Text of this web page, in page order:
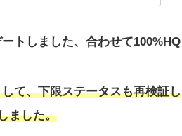
トしました、合わせて100%HQ
て、下限ステータスも再検証し
ました。